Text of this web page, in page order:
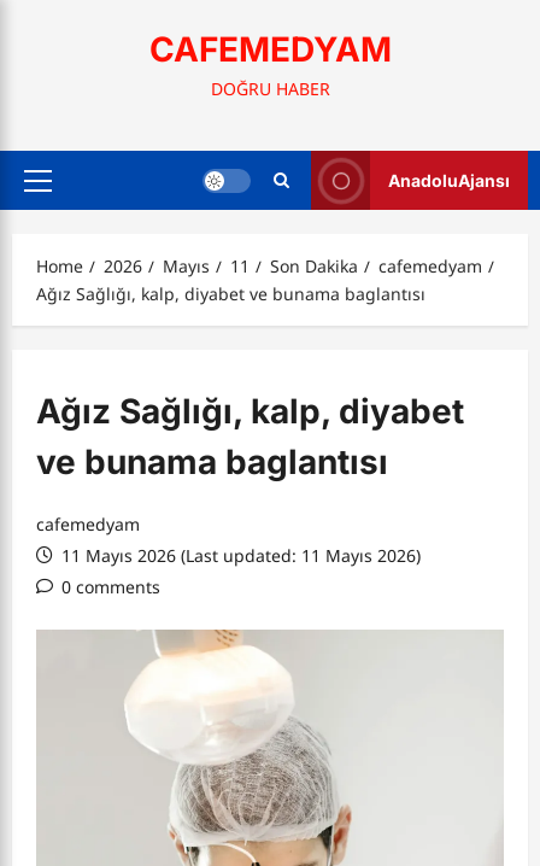
CAFEMEDYAM
DOĞRU HABER
Primary
AnadoluAjansı
Home 2026 Mayıs 11 Son Dakika
cafemedyam
Ağız Sağlığı, kalp, diyabet ve bunama baglantısı
Ağız Sağlığı, kalp, diyabet
ve bunama baglantısı
cafemedyam
11 Mayıs 2026 (Last updated: 11 Mayıs 2026)
0 comments